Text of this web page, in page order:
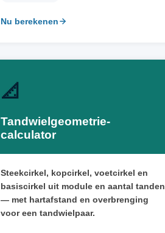
Nu berekenen
📐
Tandwielgeometrie-
calculator
Steekcirkel, kopcirkel, voetcirkel en
basiscirkel uit module en aantal tanden
— met hartafstand en overbrenging
voor een tandwielpaar.